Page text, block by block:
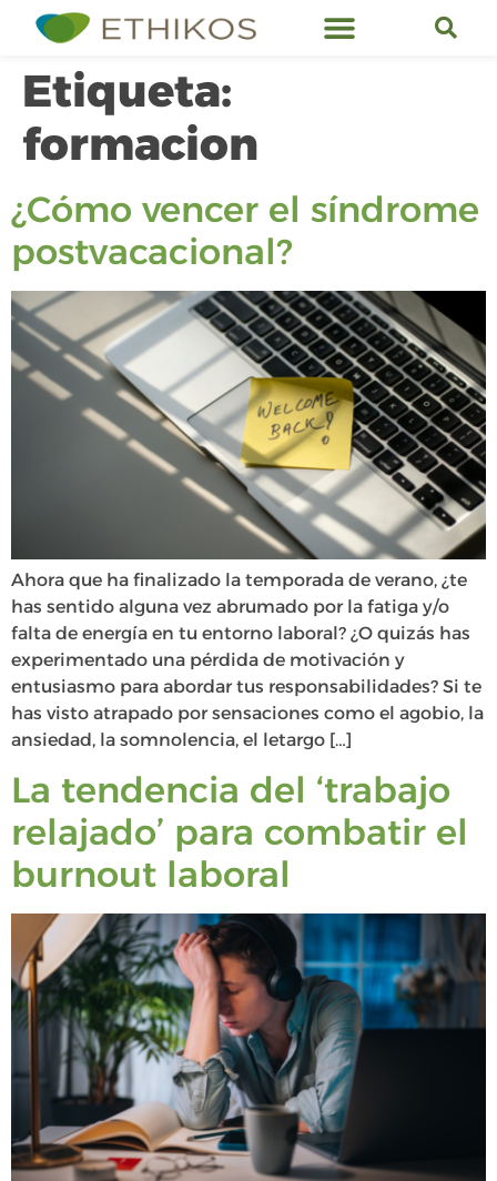
Etiqueta:
formacion
¿Cómo vencer el síndrome
postvacacional?
Ahora que ha finalizado la temporada de verano, ¿te
has sentido alguna vez abrumado por la fatiga y/o
falta de energía en tu entorno laboral? ¿O quizás has
experimentado una pérdida de motivación y
entusiasmo para abordar tus responsabilidades? Si te
has visto atrapado por sensaciones como el agobio, la
ansiedad, la somnolencia, el letargo […]
La tendencia del ‘trabajo
relajado’ para combatir el
burnout laboral